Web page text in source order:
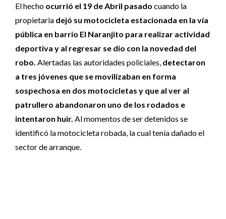
El hecho ocurrió el 19 de Abril pasado cuando la
propietaria dejó su motocicleta estacionada en la vía
pública en barrio El Naranjito para realizar actividad
deportiva y al regresar se dio con la novedad del
robo. Alertadas las autoridades policiales, detectaron
a tres jóvenes que se movilizaban en forma
sospechosa en dos motocicletas y que al ver al
patrullero abandonaron uno de los rodados e
intentaron huir. Al momentos de ser detenidos se
identificó la motocicleta robada, la cual tenía dañado el
sector de arranque.